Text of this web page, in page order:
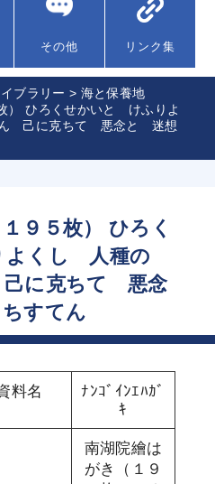
その他 リンク集
ブラリー > 海と保養地
） ひろくせかいと けふりよ
己に克ちて 悪念と 迷想
９５枚） ひろく
くし 人種の
に克ちて 悪念
すてん
料名
ﾅﾝｺﾞｲﾝｴﾊｶﾞ
ｷ
南湖院繪は
がき（１９